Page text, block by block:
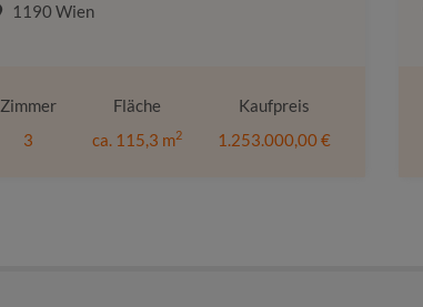
1190 Wien
Zimmer
3
Fläche
ca. 115,3 m2
Kaufpreis
1.253.000,00 €